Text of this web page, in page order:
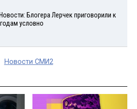
Блогера Лерчек приговорили к
условно
Новости СМИ2